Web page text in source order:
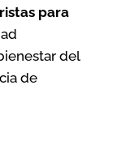
para
del
de